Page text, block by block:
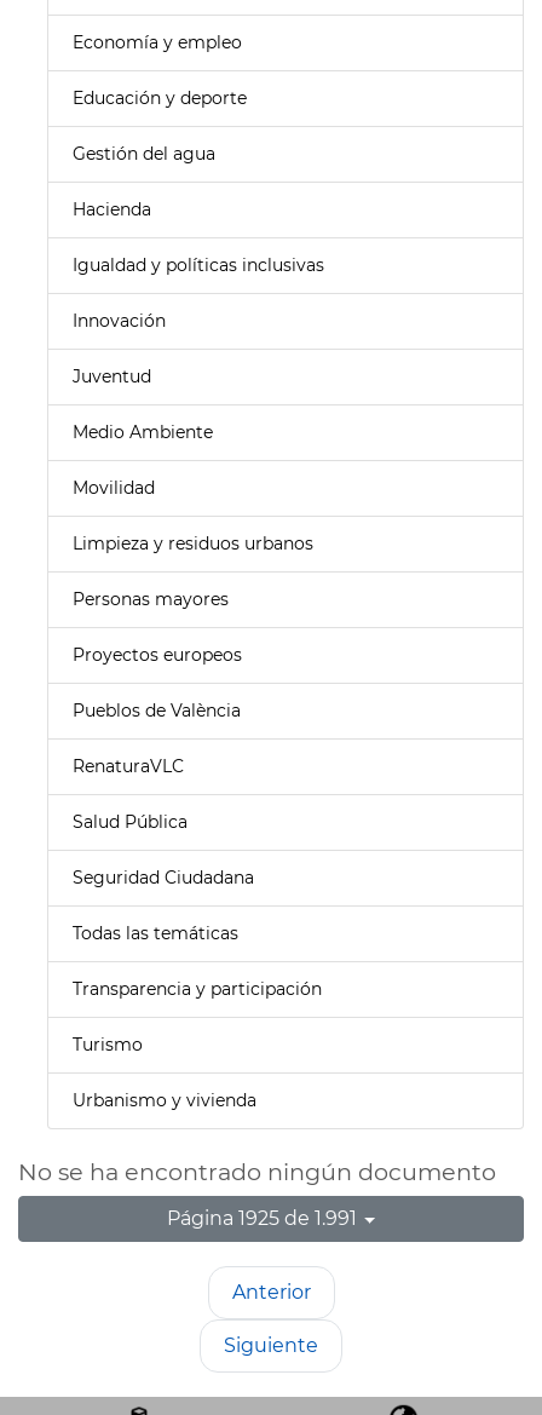
Economía y empleo
Educación y deporte
Gestión del agua
Hacienda
Igualdad y políticas inclusivas
Innovación
Juventud
Medio Ambiente
Movilidad
Limpieza y residuos urbanos
Personas mayores
Proyectos europeos
Pueblos de València
RenaturaVLC
Salud Pública
Seguridad Ciudadana
Todas las temáticas
Transparencia y participación
Turismo
Urbanismo y vivienda
No se ha encontrado ningún documento
Página 1925 de 1.991
Anterior
Siguiente